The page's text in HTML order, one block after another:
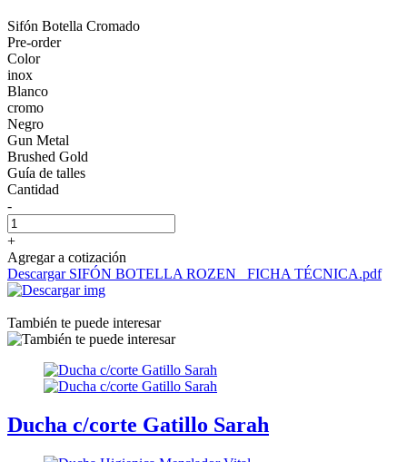
Sifón Botella Cromado
Pre-order
Color
inox
Blanco
cromo
Negro
Gun Metal
Brushed Gold
Guía de talles
Cantidad
-
+
Agregar a cotización
Descargar SIFÓN BOTELLA ROZEN _FICHA TÉCNICA.pdf
También te puede interesar
Ducha c/corte Gatillo Sarah